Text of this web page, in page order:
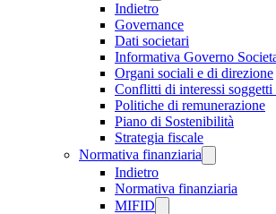
Indietro
Governance
Dati societari
Informativa Governo
Organi sociali e di direzione
Conflitti di interessi soggetti
Politiche di remunerazione
Piano di Sostenibilità
Strategia fiscale
Normativa finanziaria
Indietro
Normativa finanziaria
MIFID